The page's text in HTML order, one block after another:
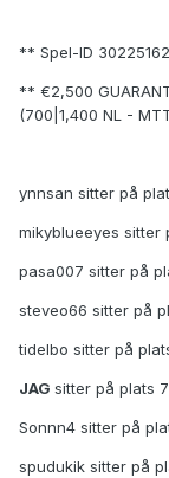
** Spel-ID
** €2,500
(700|1,400 NL -
ynnsan sitter på
mikyblueeyes sitter
pasa007 sitter på
steveo66 sitter på
tidelbo sitter på
JAG sitter på plats
Sonnn4 sitter på
spudukik sitter på